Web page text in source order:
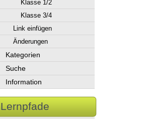
Klasse 1/2
Klasse 3/4
Link einfügen
Änderungen
Kategorien
Suche
Information
Lernpfade